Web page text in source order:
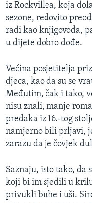
iz Rockvillea, koja
sezone, redovito
radi kao knjigovođa,
u dijete dobro dođe.
Većina posjetitelja
djeca, kao da su se
Međutim, čak i tako,
nisu znali, manje
predaka iz 16.-tog
namjerno bili prljavi,
zarazu da je čovjek
Saznaju, isto tako, da
koji bi im sjedili u
privukli buhe i uši.